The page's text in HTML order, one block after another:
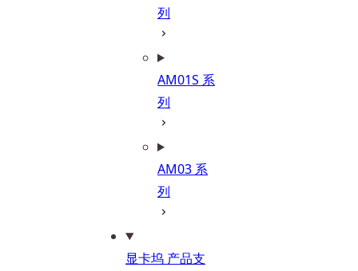
列
AM01S 系
列
AM03 系
列
显卡坞 产品支